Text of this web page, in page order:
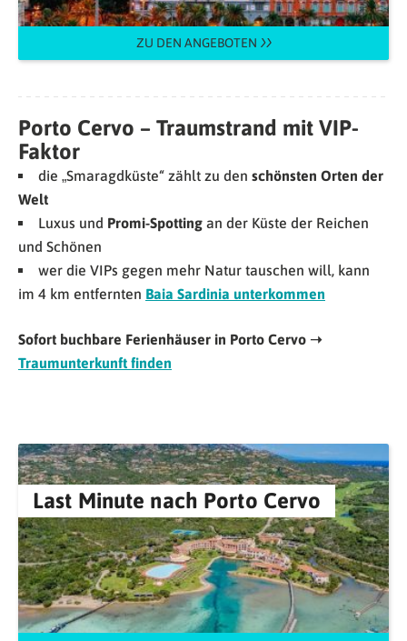
ZU DEN ANGEBOTEN
Porto Cervo – Traumstrand mit VIP-
Faktor
die „Smaragdküste“ zählt zu den schönsten Orten der
Welt
Luxus und Promi-Spotting an der Küste der Reichen
und Schönen
wer die VIPs gegen mehr Natur tauschen will, kann
im 4 km entfernten Baia Sardinia unterkommen
Sofort buchbare Ferienhäuser in Porto Cervo ➝
Traumunterkunft finden
Last Minute nach Porto Cervo